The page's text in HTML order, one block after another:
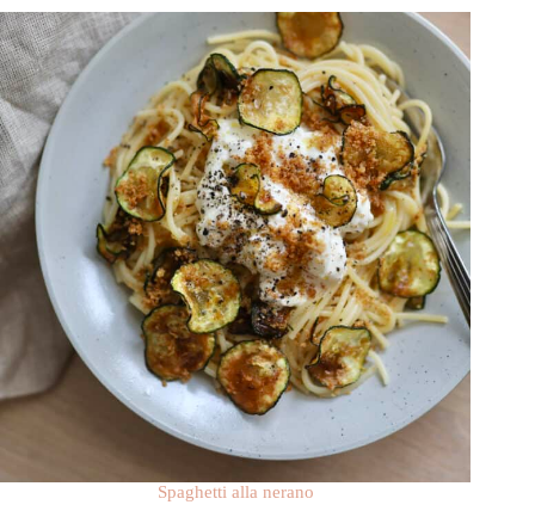
Spaghetti alla nerano